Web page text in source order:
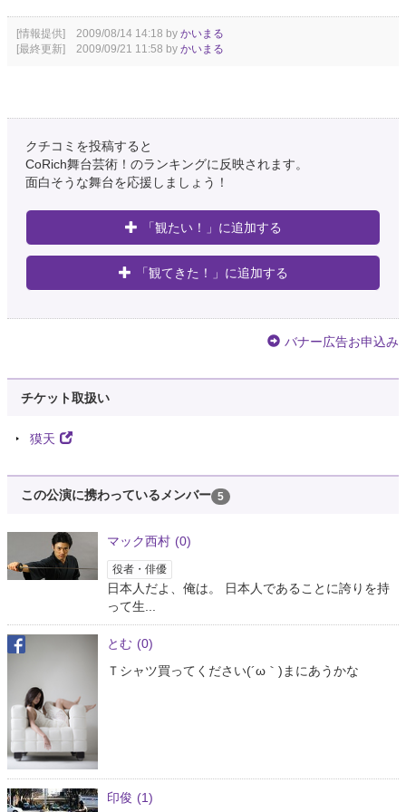
[情報提供] 2009/08/14 14:18 by かいまる
[最終更新] 2009/09/21 11:58 by かいまる
クチコミを投稿すると
CoRich舞台芸術！のランキングに反映されます。
面白そうな舞台を応援しましょう！
「観たい！」に追加する
「観てきた！」に追加する
バナー広告お申込み
チケット取扱い
獏天
この公演に携わっているメンバー 5
マック西村 (0)
役者・俳優
日本人だよ、俺は。 日本人であることに誇りを持
って生...
とむ (0)
Ｔシャツ買ってください(´ω｀)まにあうかな
印俊 (1)